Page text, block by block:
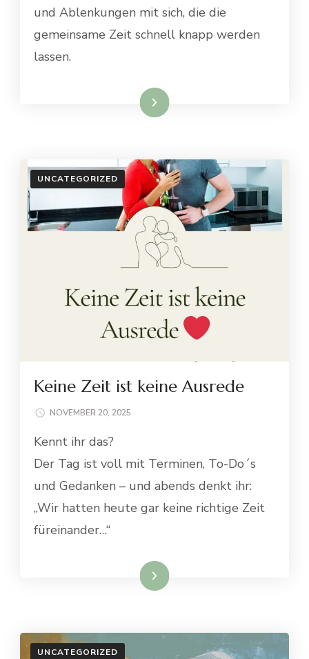
und Ablenkungen mit sich, die die
gemeinsame Zeit schnell knapp werden
lassen.
Weiterlesen
UNCATEGORIZED
Keine Zeit ist keine Ausrede
NOVEMBER 20, 2025
Kennt ihr das?
Der Tag ist voll mit Terminen, To-Do´s
und Gedanken – und abends denkt ihr:
„Wir hatten heute gar keine richtige Zeit
füreinander…“
Weiterlesen
UNCATEGORIZED